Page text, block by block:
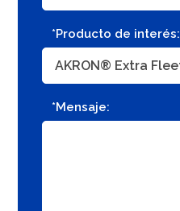
*Producto de interés:
*Mensaje: